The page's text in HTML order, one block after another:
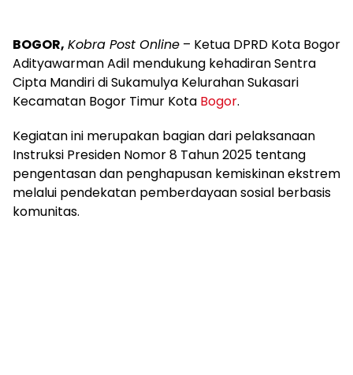
BOGOR, Kobra Post Online – Ketua DPRD Kota Bogor
Adityawarman Adil mendukung kehadiran Sentra
Cipta Mandiri di Sukamulya Kelurahan Sukasari
Kecamatan Bogor Timur Kota Bogor.
Kegiatan ini merupakan bagian dari pelaksanaan
Instruksi Presiden Nomor 8 Tahun 2025 tentang
pengentasan dan penghapusan kemiskinan ekstrem
melalui pendekatan pemberdayaan sosial berbasis
komunitas.